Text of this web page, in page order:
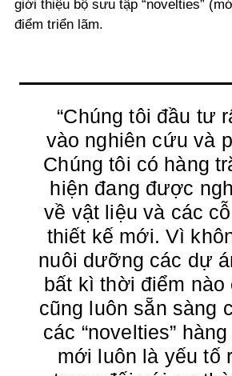
giới thiệu bộ sưu tập “novelties”
điểm triển lãm.
“Chúng tôi đầu tư
vào nghiên cứu và
Chúng tôi có hàng
hiện đang được
về vật liệu và các
thiết kế mới. Vì
nuôi dưỡng các dự
bất kì thời điểm nào
cũng luôn sẵn sàng
các “novelties”
mới luôn là yếu tố